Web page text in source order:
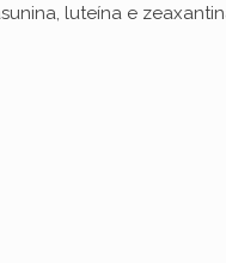
luteína e